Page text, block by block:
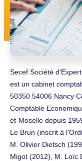
Secef Société
est un cabinet
50350 54006 Nancy
Comptable
et-Moselle depuis
Le Brun (inscrit à
M. Olivier Dietsch
Migot (2012), M. Loïc